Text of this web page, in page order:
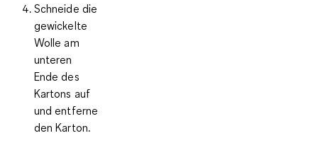
Schneide die
gewickelte
Wolle am
unteren
Ende des
Kartons auf
und entferne
den Karton.